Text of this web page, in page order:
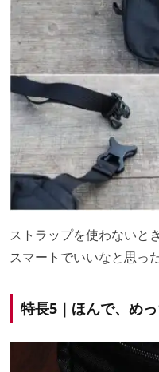
ストラップを使わないと
スマートでいいなと思っ
特長5｜ほんで、めっ